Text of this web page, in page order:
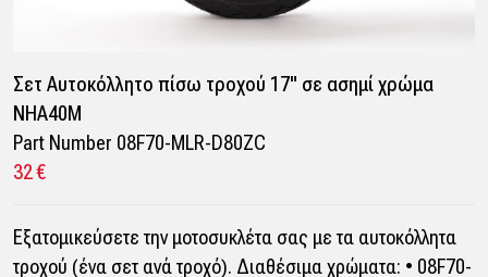
Σετ Αυτοκόλλητο πίσω τροχού 17" σε ασημί χρώμα
NHA40M
Part Number 08F70-MLR-D80ZC
32 €
Εξατομικεύσετε την μοτοσυκλέτα σας με τα αυτοκόλλητα
τροχού (ένα σετ ανά τροχό). Διαθέσιμα χρώματα: • 08F70-